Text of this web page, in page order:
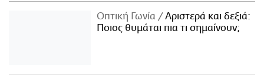
Οπτική Γωνία
Αριστερά και δεξιά:
Ποιος θυμάται πια τι σημαίνουν;